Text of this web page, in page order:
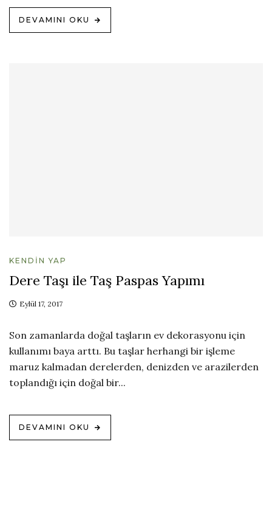
DEVAMINI OKU
KENDIN YAP
Dere Taşı ile Taş Paspas Yapımı
Eylül 17, 2017
Son zamanlarda doğal taşların ev dekorasyonu için
kullanımı baya arttı. Bu taşlar herhangi bir işleme
maruz kalmadan derelerden, denizden ve arazilerden
toplandığı için doğal bir...
DEVAMINI OKU